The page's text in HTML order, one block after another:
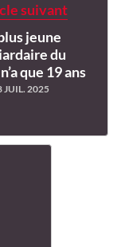
suivant
jeune
du
que 19 ans
JUIL. 2025